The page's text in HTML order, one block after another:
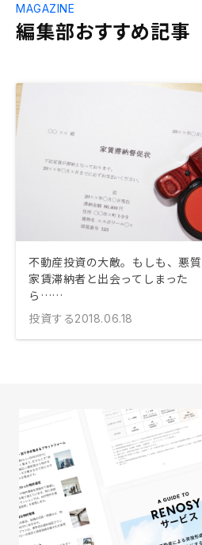
編集部おすすめ記事
MAGAZINE
不動産投資の大敵。もしも、悪
家賃滞納者と出会ってしまった
ら……
投資する2018.06.18